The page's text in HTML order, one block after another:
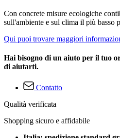
Con concrete misure ecologiche
sull'ambiente e sul clima il più basso
Qui puoi trovare maggiori
Hai bisogno di un aiuto per il tuo
di aiutarti.
Contatto
Qualità verificata
Shopping sicuro e affidabile